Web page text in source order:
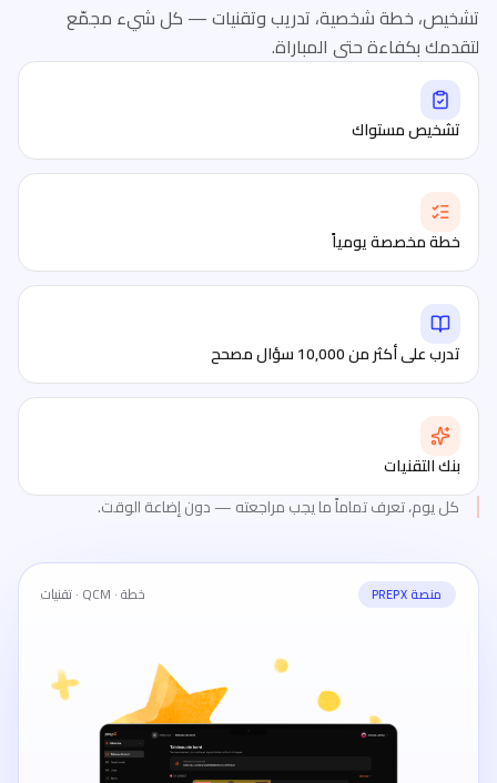
منصة PREPX خطة · QCM · تقنيات
تشخيص، خطة شخصية، تدريب وتقنيات — كل شيء مجمّع
لتقدمك بكفاءة حتى المباراة.
تشخيص مستواك
خطة مخصصة يومياً
تدرب على أكثر من 10,000 سؤال مصحح
بنك التقنيات
كل يوم، تعرف تماماً ما يجب مراجعته — دون إضاعة الوقت.